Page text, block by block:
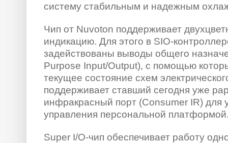
систему стабильным и надежным
Чип от Nuvoton поддерживает
индикацию. Для этого в SIO-
задействованы выводы общего
Purpose Input/Output), с помощью
текущее состояние схем
поддерживает ставший сегодня уже
инфракрасный порт (Consumer IR) для
управления персональной
Super I/O-чип обеспечивает работу